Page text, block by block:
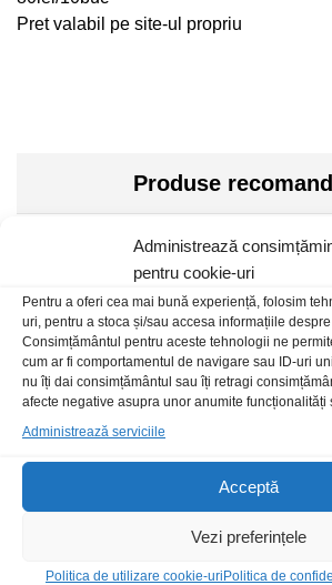
Administrează
pentru cookie-uri
Pentru a oferi cea mai bună experiență, folosim
uri, pentru a stoca și/sau accesa informațiile
Consimțământul pentru aceste tehnologii ne
cum ar fi comportamentul de navigare sau ID-uri
nu îți dai consimțământul sau îți retragi
afecte negative asupra unor anumite funcționalități
Administrează serviciile
Acceptă
Vezi preferințele
Politica de utilizare cookie-uri Politica de
Pret valabil pe site-ul propriu
Produse
Stoc epuizat
Soclu releu 8p 10A DPDT DIN
Releu
6112-85-